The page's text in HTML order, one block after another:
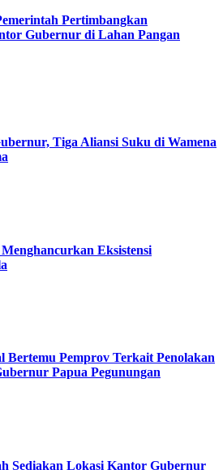
Pertimbangkan
Gubernur di Lahan Pangan
Tiga Aliansi Suku di Wamena
Eksistensi
Bertemu Pemprov Terkait Penolakan
Papua Pegunungan
Sediakan Lokasi Kantor Gubernur